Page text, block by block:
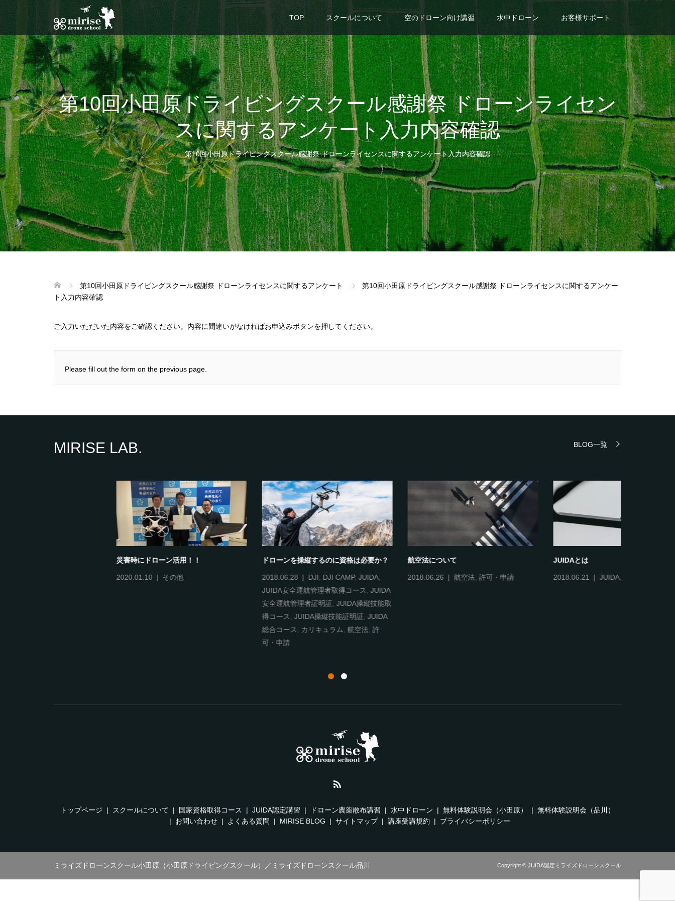
TOP スクールについて 空のドローン向け講習 水中ドローン お客様サポート
第10回小田原ドライビングスクール感謝祭 ドローンライセン
スに関するアンケート入力内容確認
第10回小田原ドライビングスクール感謝祭 ドローンライセンスに関するアンケート入力内容確認
第10回小田原ドライビングスクール感謝祭 ドローンライセンスに関するアンケート
第10回小田原ドライビングスクール感謝祭 ドローンライセンスに関するアンケー
ト入力内容確認
ご入力いただいた内容をご確認ください。内容に間違いがなければお申込みボタンを押してください。
Please fill out the form on the previous page.
MIRISE LAB. BLOG一覧
災害時にドローン活用！！
その他
ドローンを操縦するのに資格は必要か？
DJI CAMP,JUIDA,
JUIDA安全運航管理者取得コース,JUIDA
安全運航管理者証明証,JUIDA操縦技能取
JUIDA操縦技能証明証,JUIDA
カリキュラム,航空法,許
航空法について
2018.06.26 航空法,許可・申請 2018.06.21 JUIDA,カリキュラム
トップページ スクールについて 国家資格取得コース JUIDA認定講習 ドローン農薬散布講習 水中ドローン 無料体験説明会（小田原）
無料体験説明会（品川）
お問い合わせ
よくある質問 MIRISE BLOG サイトマップ 講座受講規約 プライバシーポリシー
ミライズドローンスクール小田原（小田原ドライビングスクール）／ミライズドローンスクール品川 Copyright © JUIDA認定ミライズドローンスクール